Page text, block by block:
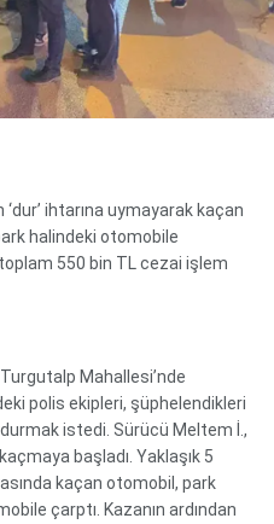
Facebook
Instagram
‘dur’ ihtarına uymayarak kaçan
halindeki otomobile
550 bin TL cezai işlem
Mahallesi’nde
polis ekipleri, şüphelendikleri
istedi. Sürücü Meltem İ.,
başladı. Yaklaşık 5
kaçan otomobil, park
çarptı. Kazanın ardından